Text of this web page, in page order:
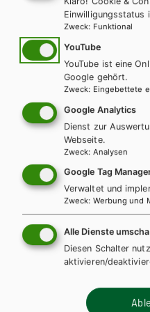
Lehrbuch + E-Book
Einwilligungsstatus
Zweck: Funktional
YouTube
YouTube ist eine
Google gehört.
Zweck: Eingebettete
Google Analytics
Dienst zur
Webseite.
Zweck: Analysen
Google Tag
Verwaltet und
Zweck: Werbung und
Alle Dienste
Diesen Schalter
aktivieren/